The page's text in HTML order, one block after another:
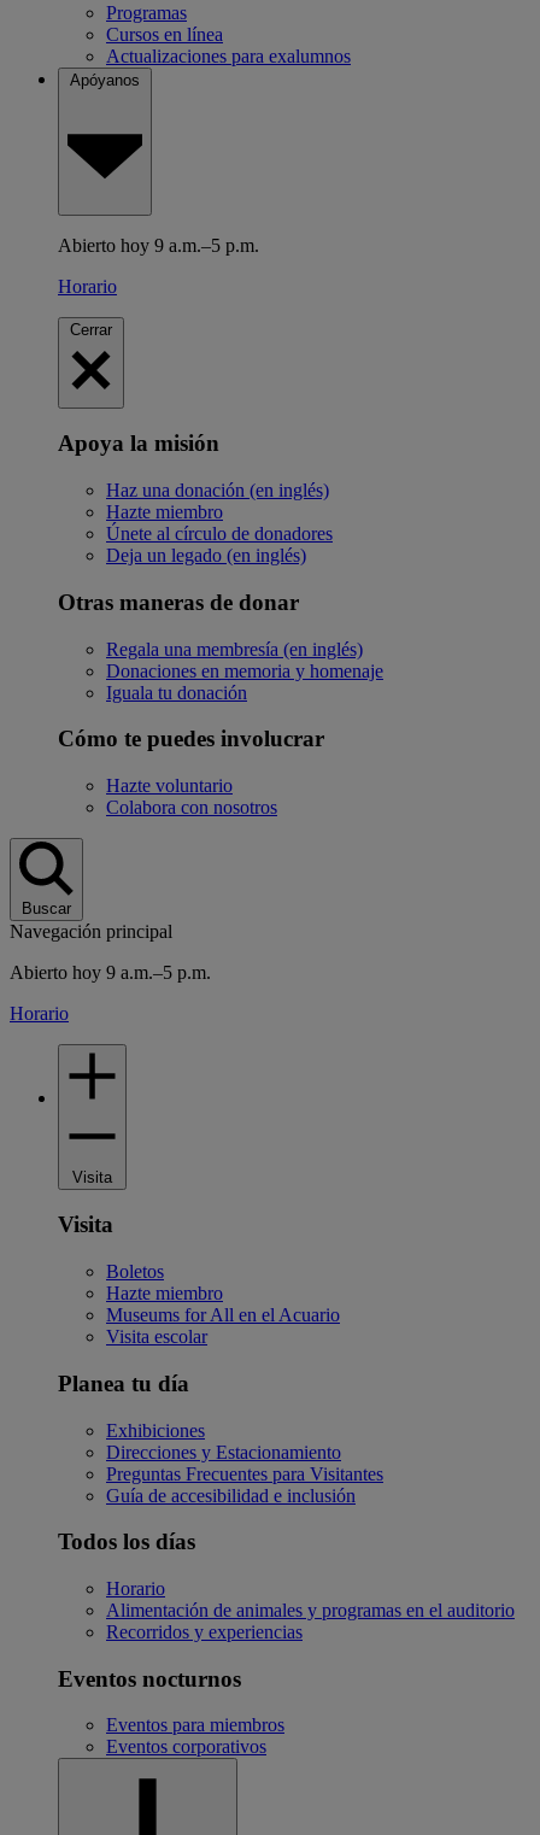
Programas
Cursos en línea
Actualizaciones para exalumnos
Apóyanos
Abierto hoy 9 a.m.–5 p.m.
Horario
Cerrar
Apoya la misión
Haz una donación (en inglés)
Hazte miembro
Únete al círculo de donadores
Deja un legado (en inglés)
Otras maneras de donar
Regala una membresía (en inglés)
Donaciones en memoria y homenaje
Iguala tu donación
Cómo te puedes involucrar
Hazte voluntario
Colabora con nosotros
Buscar
Navegación principal
Abierto hoy 9 a.m.–5 p.m.
Horario
Visita
Visita
Boletos
Hazte miembro
Museums for All en el Acuario
Visita escolar
Planea tu día
Exhibiciones
Direcciones y Estacionamiento
Preguntas Frecuentes para Visitantes
Guía de accesibilidad e inclusión
Todos los días
Horario
Alimentación de animales y programas en el auditorio
Recorridos y experiencias
Eventos nocturnos
Eventos para miembros
Eventos corporativos